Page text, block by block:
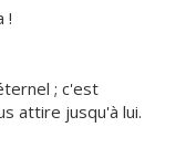
!
; c'est
attire jusqu'à lui.